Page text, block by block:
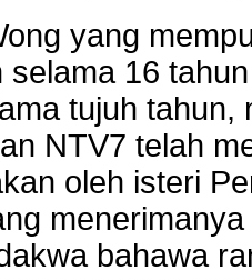
yang
selama 16
tujuh
NTV7 telah
oleh isteri
bahawa